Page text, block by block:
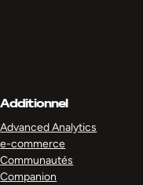
Additionnel
Advanced Analytics
e-commerce
Communautés
Companion